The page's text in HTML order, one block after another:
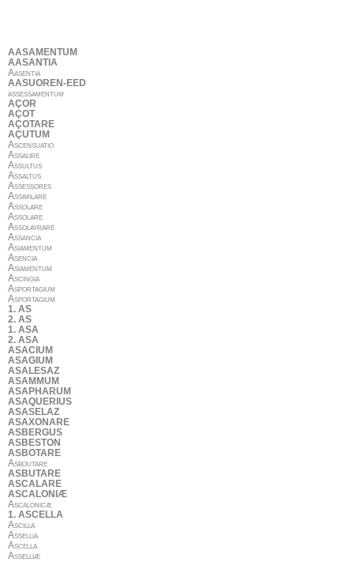
AASAMENTUM
AASANTIA
Aasentia
AASUOREN-EED
assessamentum
AÇOR
AÇOT
AÇOTARE
AÇUTUM
Ascensuatio
Assalire
Assultus
Assaltus
Assessores
Assimilare
Assolare
Assolare
Assolayrare
Assancia
Asiamentum
Asencia
Asiamentum
Ascingia
Asportagium
Asportagium
1. AS
2. AS
1. ASA
2. ASA
ASACIUM
ASAGIUM
ASALESAZ
ASAMMUM
ASAPHARUM
ASAQUERIUS
ASASELAZ
ASAXONARE
ASBERGUS
ASBESTON
ASBOTARE
Asboutare
ASBUTARE
ASCALARE
ASCALONIÆ
Ascalonicæ
1. ASCELLA
Ascilla
Assellia
Ascella
Asselliæ